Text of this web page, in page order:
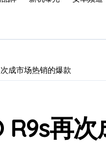
成市场热销的爆款
R9s再